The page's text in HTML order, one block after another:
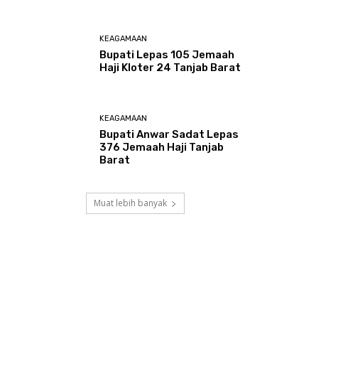
KEAGAMAAN
Bupati Lepas 105 Jemaah
Haji Kloter 24 Tanjab Barat
KEAGAMAAN
Bupati Anwar Sadat Lepas
376 Jemaah Haji Tanjab
Barat
Muat lebih banyak